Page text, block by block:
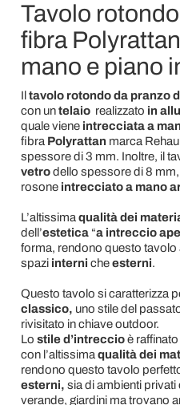
Tavolo
fibra
mano e piano
Il tavolo rotondo da pranzo
con untelaiorealizzato in
quale viene intrecciata a
fibra Polyrattan marca Rehau
spessore di 3 mm. Inoltre, il
vetrodello spessore di 8 mm,
rosone intrecciato a mano
L’altissima qualità dei
dell’estetica “a intreccio
forma, rendono questo tavolo
spaziinterni cheesterni.
Questo tavolo si caratterizza
classico, uno stile del
rivisitato in chiave outdoor.
Lo stile d’intreccioè raffinato
con l’altissima qualità dei
rendono questo tavolo
esterni, sia di ambienti
verande, giardini ma trovano